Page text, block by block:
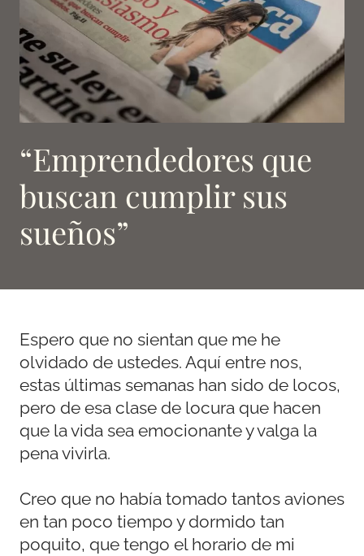
“Emprendedores que
buscan cumplir sus
sueños”
Espero que no sientan que me he
olvidado de ustedes. Aquí entre nos,
estas últimas semanas han sido de locos,
pero de esa clase de locura que hacen
que la vida sea emocionante y valga la
pena vivirla.
Creo que no había tomado tantos aviones
en tan poco tiempo y dormido tan
poquito, que tengo el horario de mi